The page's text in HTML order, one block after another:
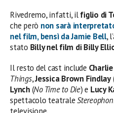
Rivedremo, infatti, ilfiglio di
che però non sarà
nel film, bensì daJamie Bell,
stato Billy nel film di Billy
Il resto del cast include
Things,Jessica Brown Findlay
Lynch(No Time to Die) e Lucy
spettacolo teatrale
televisione.